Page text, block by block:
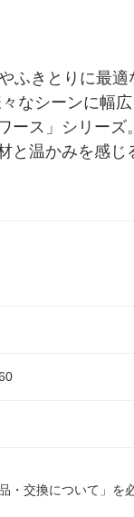
ふきとりに最適
なシーンに幅
ース」シリーズ
と温かみを感じ
・交換について」を